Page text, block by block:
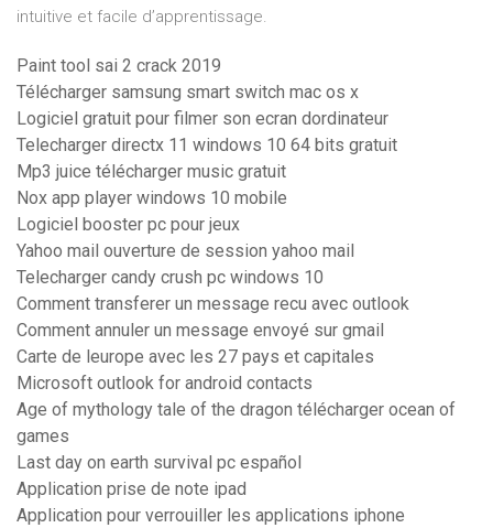
intuitive et facile d’apprentissage.
Paint tool sai 2 crack 2019
Télécharger samsung smart switch mac os x
Logiciel gratuit pour filmer son ecran dordinateur
Telecharger directx 11 windows 10 64 bits gratuit
Mp3 juice télécharger music gratuit
Nox app player windows 10 mobile
Logiciel booster pc pour jeux
Yahoo mail ouverture de session yahoo mail
Telecharger candy crush pc windows 10
Comment transferer un message recu avec outlook
Comment annuler un message envoyé sur gmail
Carte de leurope avec les 27 pays et capitales
Microsoft outlook for android contacts
Age of mythology tale of the dragon télécharger ocean of
games
Last day on earth survival pc español
Application prise de note ipad
Application pour verrouiller les applications iphone